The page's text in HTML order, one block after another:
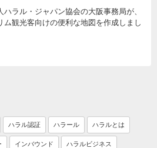
ハラル・ジャパン協会の大阪事務局が、
ム観光客向けの便利な地図を作成しまし
ハラル認証 ハラール ハラルとは
インバウンド ハラルビジネス